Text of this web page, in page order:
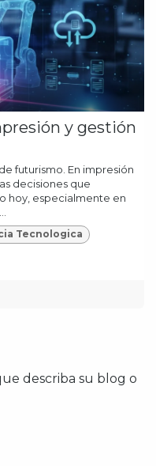
y gestión
futurismo. En impresión
decisiones que
hoy, especialmente en
Tecnologica
describa su blog o